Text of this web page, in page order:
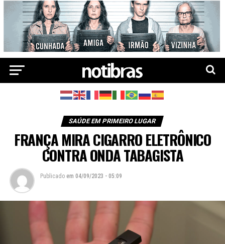
SAÚDE EM PRIMEIRO LUGAR
FRANÇA MIRA CIGARRO ELETRÔNICO
CONTRA ONDA TABAGISTA
Publicado em 04/09/2023 - 05:09